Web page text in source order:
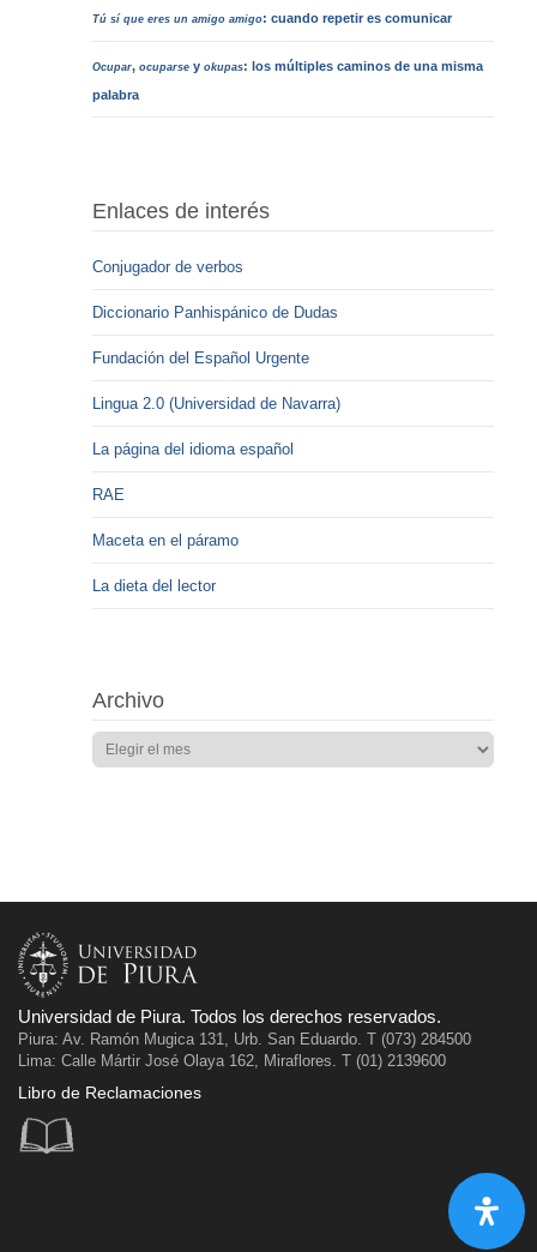
Tú sí que eres un amigo amigo: cuando repetir es comunicar
Ocupar,ocuparse yokupas: los múltiples caminos de una misma
palabra
Enlaces de interés
Conjugador de verbos
Diccionario Panhispánico de Dudas
Fundación del Español Urgente
Lingua 2.0 (Universidad de Navarra)
La página del idioma español
RAE
Maceta en el páramo
La dieta del lector
Archivo
Universidad de Piura. Todos los derechos reservados.
Piura: Av. Ramón Mugica 131, Urb. San Eduardo. T (073) 284500
Lima: Calle Mártir José Olaya 162, Miraflores. T (01) 2139600
Libro de Reclamaciones